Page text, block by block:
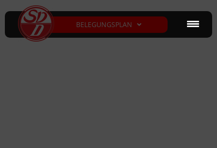
BELEGUNGSPLAN